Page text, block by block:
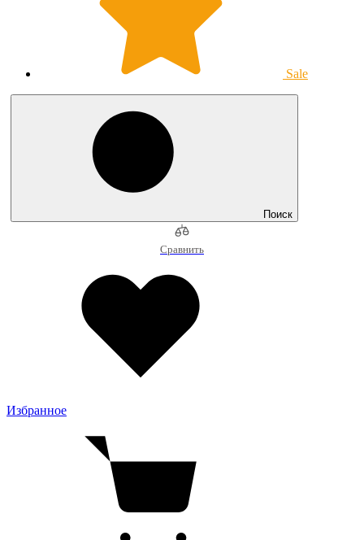
Sale
Поиск
Сравнить
Избранное